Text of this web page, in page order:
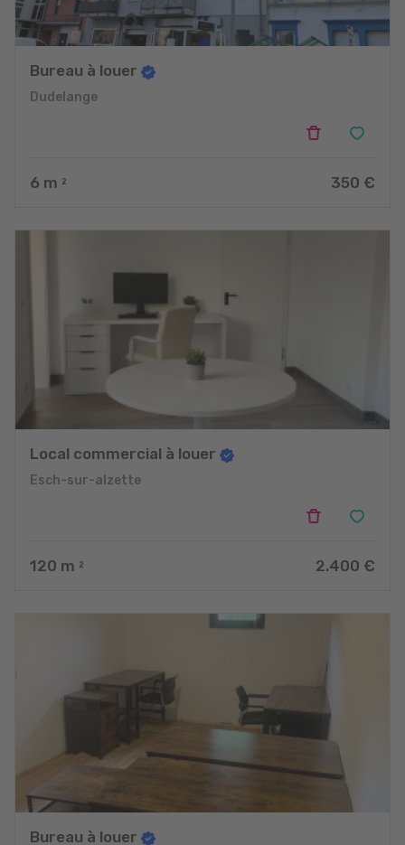
Bureau à louer
Dudelange
6 m 2 350 €
Local commercial à louer
Esch-sur-alzette
120 m 2 2.400 €
Bureau à louer